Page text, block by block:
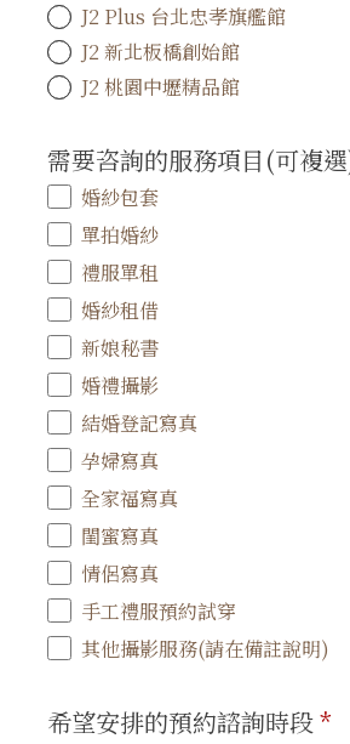
J2 Plus 台北忠孝旗艦館
J2 新北板橋創始館
J2 桃園中壢精品館
需要咨詢的服務項目(可複
婚紗包套
單拍婚紗
禮服單租
婚紗租借
新娘秘書
婚禮攝影
結婚登記寫真
孕婦寫真
全家福寫真
閨蜜寫真
情侶寫真
手工禮服預約試穿
其他攝影服務(請在備註說明)
希望安排的預約諮詢時段*